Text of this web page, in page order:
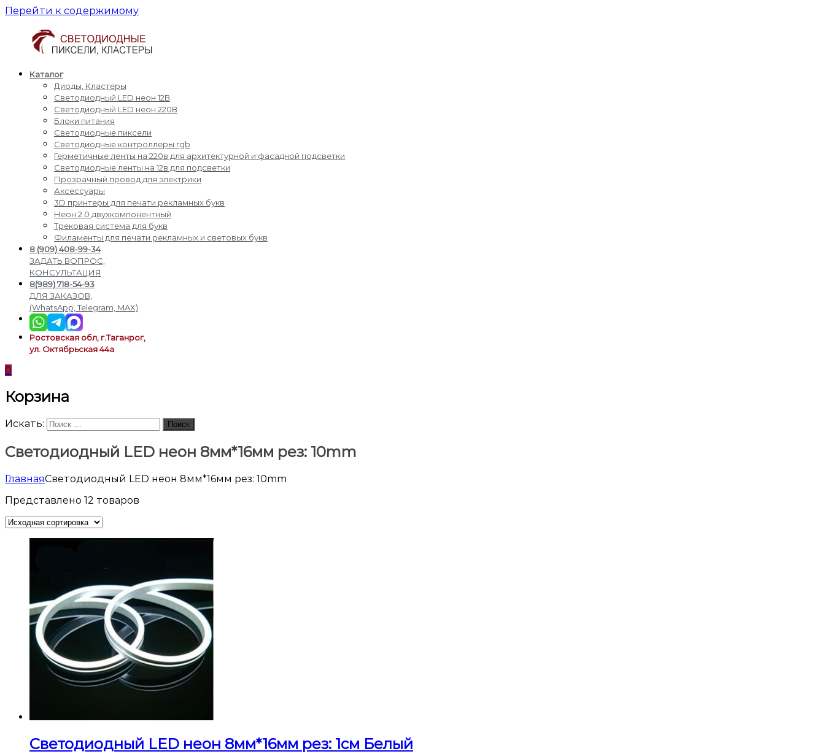
Перейти к содержимому
Светодиодные
пиксели
кластеры
Производство
доставка
светодиодные
пиксели,
кластеры,
светодиодный
питания,
светодиодные
контроллеры
rgb,
прожекторы
подсветки
Каталог
Диоды, Кластеры
Светодиодный LED неон 12В
Светодиодный LED неон 220В
Блоки питания
Светодиодные пиксели
Светодиодные контроллеры rgb
Герметичные ленты на 220в для архитектурной и фасадной подсветки
Светодиодные ленты на 12в для подсветки
Прозрачный провод для электрики
Аксессуары
3D принтеры для печати рекламных букв
Неон 2.0 двухкомпонентный
Трековая система для букв
Филаменты для печати рекламных и световых букв
8 (909) 408-99-34
ЗАДАТЬ ВОПРОС,
КОНСУЛЬТАЦИЯ
8(989) 718-54-93
ДЛЯ ЗАКАЗОВ,
(WhatsApp, Telegram, MAX)
Ростовская обл, г.Таганрог,
ул. Октябрьская 44а
0
Корзина
Искать: Поиск
Светодиодный LED неон 8мм*16мм рез: 10mm
ГлавнаяСветодиодный LED неон 8мм*16мм рез: 10mm
Представлено 12 товаров
Светодиодный LED неон 8мм*16мм рез: 1см Белый